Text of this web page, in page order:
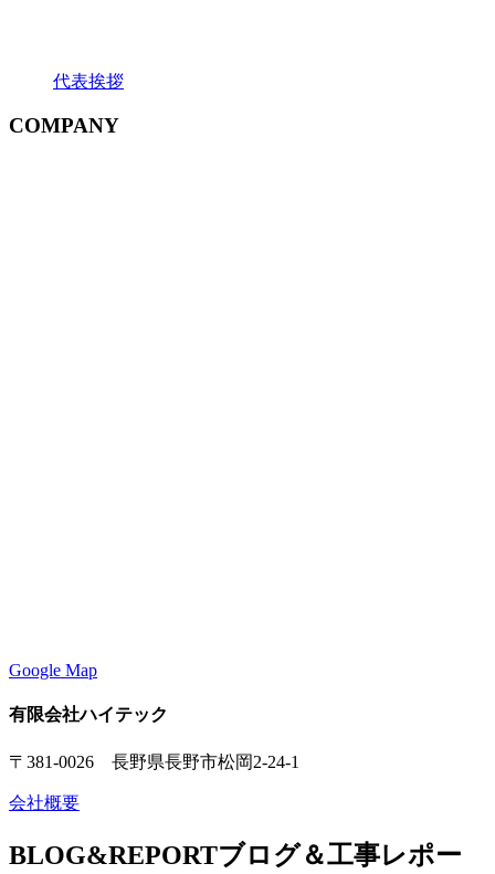
代表挨拶
COMPANY
Google Map
有限会社ハイテック
〒381-0026 長野県長野市松岡2-24-1
会社概要
BLOG&REPORTブログ＆工事レポー